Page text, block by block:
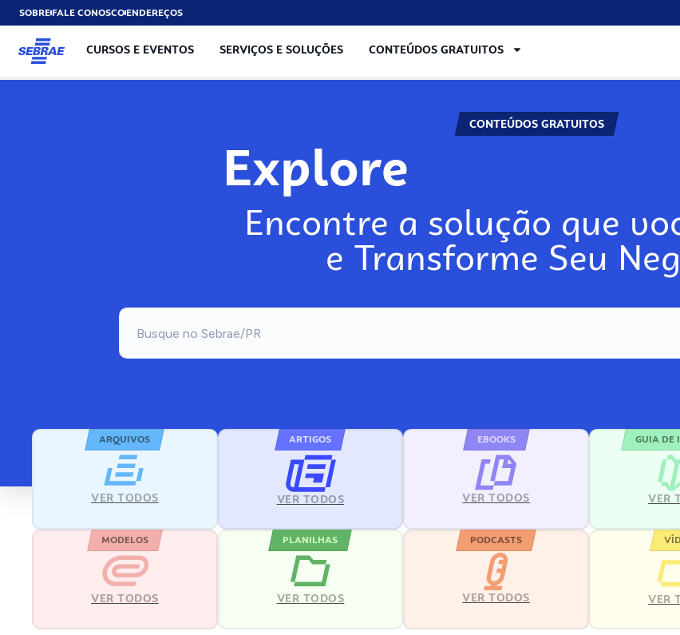
SOBREFALE CONOSCOENDEREÇOS
CURSOS E EVENTOS SERVIÇOS E SOLUÇÕES CONTEÚDOS GRATUITOS
CONTEÚDOS GRATUITOS
Explore
Encontre a solução que
e Transforme Seu
ARQUIVOS
VER TODOS
ARTIGOS
VER TODOS
EBOOKS
VER TODOS
GUIA DE
VER
MODELOS
VER TODOS
PLANILHAS
VER TODOS
PODCASTS
VER TODOS VER